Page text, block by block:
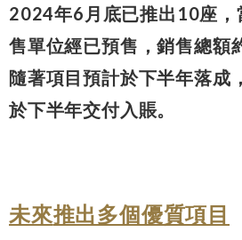
2024年6月底已推出10座，
售單位經已預售，銷售總額
隨著項目預計於下半年落成
於下半年交付入賬。
未來推出多個優質項目